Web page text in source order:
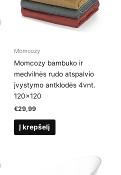
Momcozy
Momcozy bambuko ir
medvilnės rudo atspalvio
įvystymo antklodės 4vnt.
120×120
€29,99
Į krepšelį